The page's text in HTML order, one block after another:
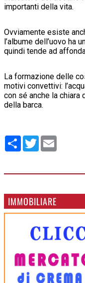
importanti della vita.
Ovviamente esiste
l’albume dell’uovo ha
quindi tende ad
La formazione delle
motivi convettivi:
con sé anche la chiara
della barca.
Condividi
Twitter
IMMOBILIARE